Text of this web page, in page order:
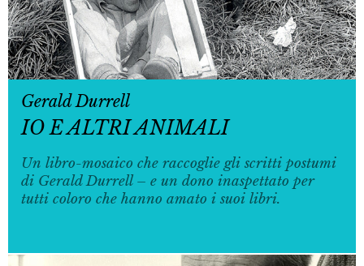
Gerald Durrell
IO E ALTRI ANIMALI
Un libro-mosaico che raccoglie gli scritti postumi
di Gerald Durrell – e un dono inaspettato per
tutti coloro che hanno amato i suoi libri.